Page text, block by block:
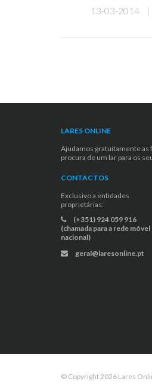
13-03-2014 |
LARES ONLINE
Ajudamos gratuitamente as
procura de um lar para os
CONTACTOS
Exclusivo a entidades
proprietárias:
(+351) 924 059 916
(chamada para a rede móvel
nacional)
geral@laresonline.pt
© Copyright 2026 Lares